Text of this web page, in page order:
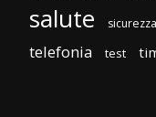
salute sicurezza
telefonia test